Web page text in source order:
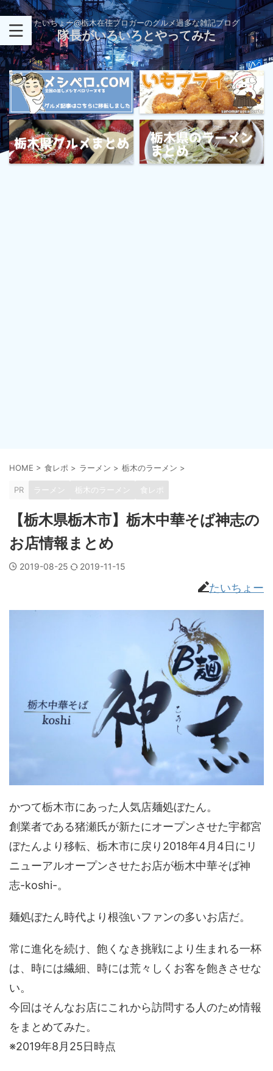
たいちょー@栃木在住ブロガーのグルメ過多な雑記ブログ
隊長がいろいろとやってみた
HOME > 食レポ > ラーメン > 栃木のラーメン >
PR ラーメン 栃木のラーメン 食レポ
【栃木県栃木市】栃木中華そば神志の
お店情報まとめ
2019-08-25 2019-11-15
たいちょー
かつて栃木市にあった人気店麺処ぼたん。
創業者である猪瀬氏が新たにオープンさせた宇都宮
ぼたんより移転、栃木市に戻り2018年4月4日にリ
ニューアルオープンさせたお店が栃木中華そば神
志-koshi-。
麺処ぼたん時代より根強いファンの多いお店だ。
常に進化を続け、飽くなき挑戦により生まれる一杯
は、時には繊細、時には荒々しくお客を飽きさせな
い。
今回はそんなお店にこれから訪問する人のため情報
をまとめてみた。
※2019年8月25日時点